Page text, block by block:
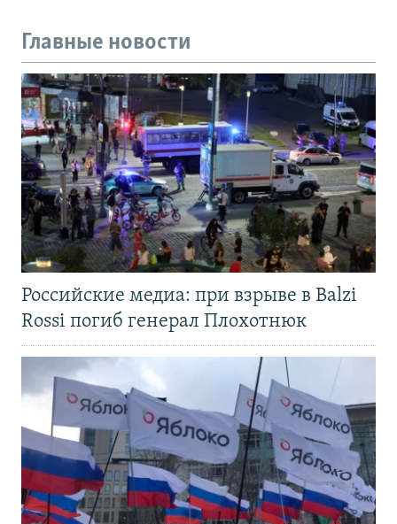
Главные новости
Российские медиа: при взрыве в Balzi
Rossi погиб генерал Плохотнюк